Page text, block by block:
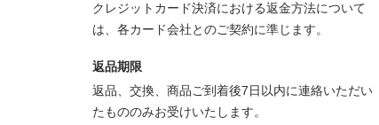
クレジットカード決済における返金方法について
は、各カード会社とのご契約に準じます。
返品期限
返品、交換、商品ご到着後7日以内に連絡いただい
たもののみお受けいたします。